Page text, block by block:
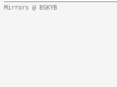
Mirrors @ BSKYB